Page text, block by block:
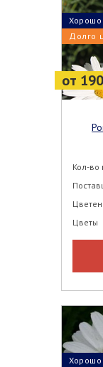
от
Долго
Хорошо
Ромашка Matricāria chamomīlla
Кол-во
Цветы
Хорошо